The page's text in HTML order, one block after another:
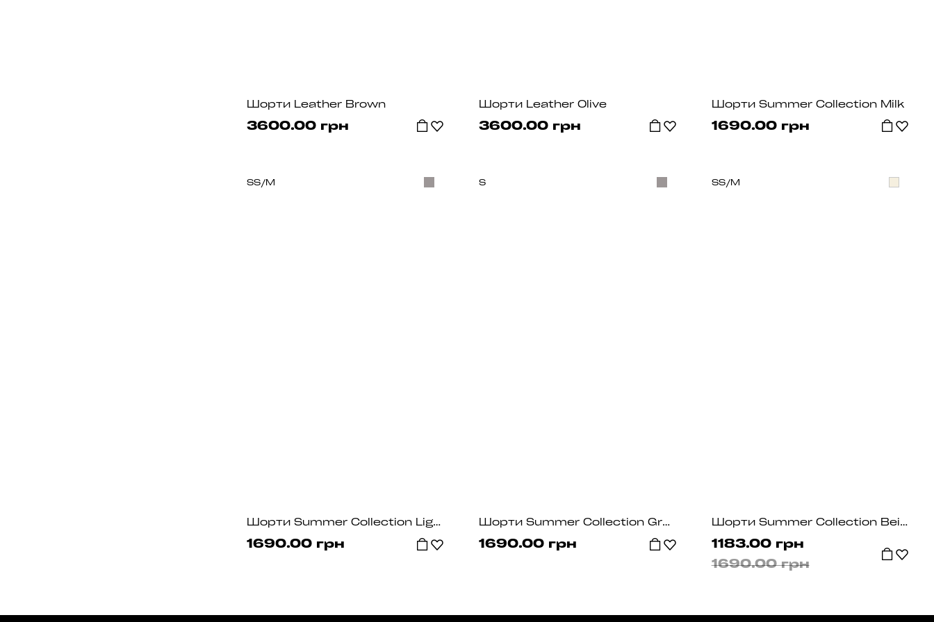
Шорти Leather Brown
3600.00 грн
Шорти Leather Olive
3600.00 грн
Шорти Summer Collection Milk
1690.00 грн
SS/M
Шорти Summer Collection Light Grey
1690.00 грн
S
Шорти Summer Collection Grafit
1690.00 грн
SS/M
Шорти Summer Collection Beige
1183.00 грн
1690.00 грн